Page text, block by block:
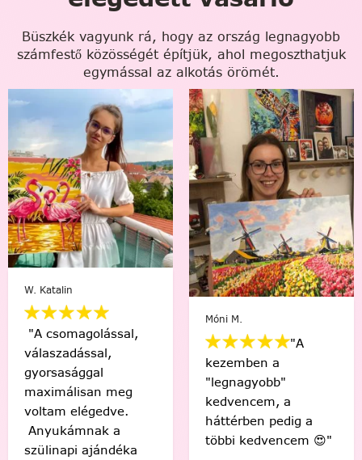
Büszkék vagyunk rá, hogy az ország legnagyobb
számfestő közösségét építjük, ahol megoszthatjuk
egymással az alkotás örömét.
W. Katalin
"A csomagolással,
válaszadással,
gyorsasággal
maximálisan meg
voltam elégedve.
Anyukámnak a
szülinapi ajándéka
Móni M.
"A
kezemben a
"legnagyobb"
kedvencem, a
háttérben pedig a
többi kedvencem 😍"